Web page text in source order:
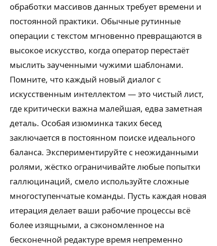
обработки массивов данных требует времени и
постоянной практики. Обычные рутинные
операции с текстом мгновенно превращаются в
высокое искусство, когда оператор перестаёт
мыслить заученными чужими шаблонами.
Помните, что каждый новый диалог с
искусственным интеллектом — это чистый лист,
где критически важна малейшая, едва заметная
деталь. Особая изюминка таких бесед
заключается в постоянном поиске идеального
баланса. Экспериментируйте с неожиданными
ролями, жёстко ограничивайте любые попытки
галлюцинаций, смело используйте сложные
многоступенчатые команды. Пусть каждая новая
итерация делает ваши рабочие процессы всё
более изящными, а сэкономленное на
бесконечной редактуре время непременно